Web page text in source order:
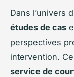
Dans l’univers
études de cas
perspectives
intervention.
service de